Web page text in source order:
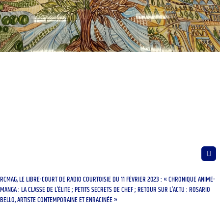
RCMAG, LE LIBRE-COURT DE RADIO COURTOISIE DU 11 FÉVRIER 2023 : « CHRONIQUE ANIME-
MANGA : LA CLASSE DE L’ÉLITE ; PETITS SECRETS DE CHEF ; RETOUR SUR L’ACTU : ROSARIO
BELLO, ARTISTE CONTEMPORAINE ET ENRACINÉE »